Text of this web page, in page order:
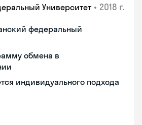
Университет • 2018 г.
федеральный
обмена в
индивидуального подхода